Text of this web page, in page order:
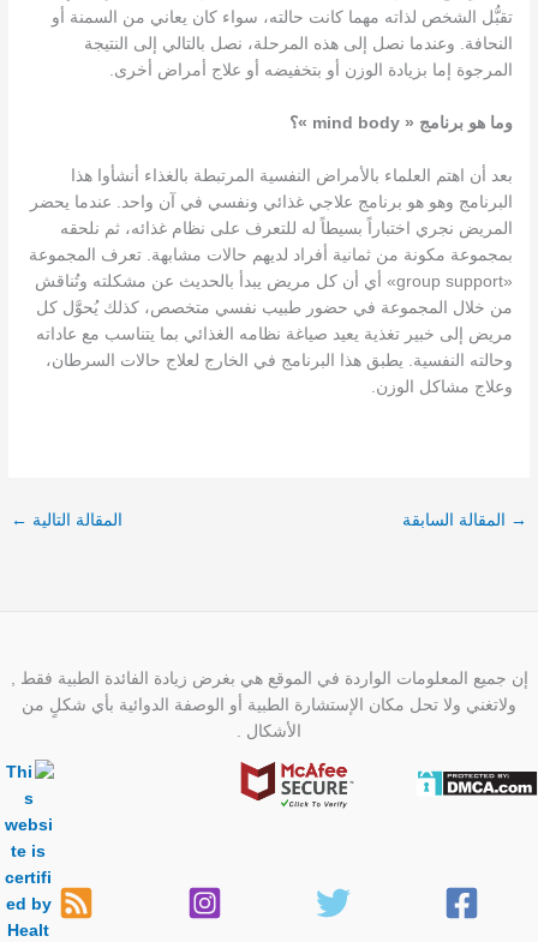
تقبُّل الشخص لذاته مهما كانت حالته، سواء كان يعاني من السمنة أو
النحافة. وعندما نصل إلى هذه المرحلة، نصل بالتالي إلى النتيجة
المرجوة إما بزيادة الوزن أو بتخفيضه أو علاج أمراض أخرى.
وما هو برنامج « mind body »؟
بعد أن اهتم العلماء بالأمراض النفسية المرتبطة بالغذاء أنشأوا هذا
البرنامج وهو هو برنامج علاجي غذائي ونفسي في آن واحد. عندما يحضر
المريض نجري اختباراً بسيطاً له للتعرف على نظام غذائه، ثم نلحقه
بمجموعة مكونة من ثمانية أفراد لديهم حالات مشابهة. تعرف المجموعة
«group support» أي أن كل مريض يبدأ بالحديث عن مشكلته وتُناقش
من خلال المجموعة في حضور طبيب نفسي متخصص، كذلك يُحوَّل كل
مريض إلى خبير تغذية يعيد صياغة نظامه الغذائي بما يتناسب مع عاداته
وحالته النفسية. يطبق هذا البرنامج في الخارج لعلاج حالات السرطان،
وعلاج مشاكل الوزن.
→ المقالة السابقة المقالة التالية ←
إن جميع المعلومات الواردة في الموقع هي بغرض زيادة الفائدة الطبية فقط ,
ولاتغني ولا تحل مكان الإستشارة الطبية أو الوصفة الدوائية بأي شكلٍ من
الأشكال .